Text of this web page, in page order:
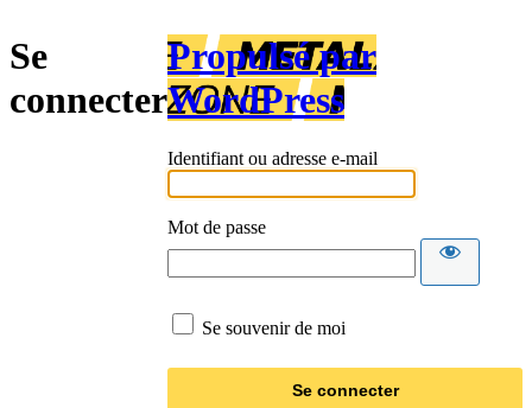
Se
connecter
Propulsé par
WordPress
Identifiant ou adresse e-mail
Mot de passe
Se souvenir de moi